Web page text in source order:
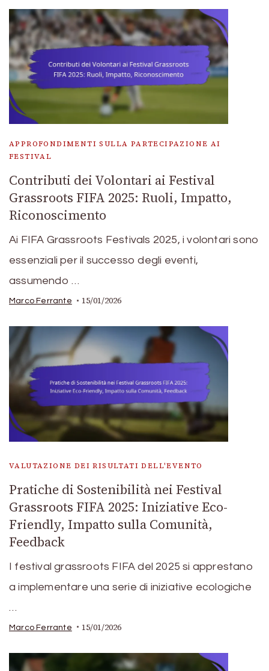
APPROFONDIMENTI SULLA PARTECIPAZIONE AI
FESTIVAL
Contributi dei Volontari ai Festival
Grassroots FIFA 2025: Ruoli, Impatto,
Riconoscimento
Ai FIFA Grassroots Festivals 2025, i volontari sono
essenziali per il successo degli eventi,
assumendo …
Marco Ferrante 15/01/2026
VALUTAZIONE DEI RISULTATI DELL'EVENTO
Pratiche di Sostenibilità nei Festival
Grassroots FIFA 2025: Iniziative Eco-
Friendly, Impatto sulla Comunità,
Feedback
I festival grassroots FIFA del 2025 si apprestano
a implementare una serie di iniziative ecologiche
…
Marco Ferrante 15/01/2026